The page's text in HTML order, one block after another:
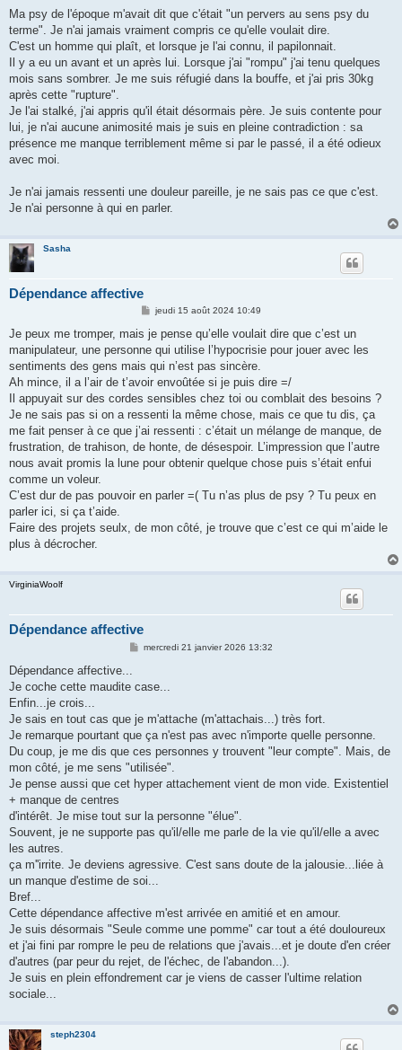
s
a
g
Ma psy de l'époque m'avait dit que c'était "un pervers au sens psy du
terme". Je n'ai jamais vraiment compris ce qu'elle voulait dire.
C'est un homme qui plaît, et lorsque je l'ai connu, il papilonnait.
Il y a eu un avant et un après lui. Lorsque j'ai "rompu" j'ai tenu quelques
mois sans sombrer. Je me suis réfugié dans la bouffe, et j'ai pris 30kg
après cette "rupture".
Je l'ai stalké, j'ai appris qu'il était désormais père. Je suis contente pour
lui, je n'ai aucune animosité mais je suis en pleine contradiction : sa
présence me manque terriblement même si par le passé, il a été odieux
avec moi.
Je n'ai jamais ressenti une douleur pareille, je ne sais pas ce que c'est.
Je n'ai personne à qui en parler.
Sasha
Dépendance affective
M
s
a
g
e
jeudi 15 août 2024 10:49
Je peux me tromper, mais je pense qu’elle voulait dire que c’est un
manipulateur, une personne qui utilise l’hypocrisie pour jouer avec les
sentiments des gens mais qui n’est pas sincère.
Ah mince, il a l’air de t’avoir envoûtée si je puis dire =/
Il appuyait sur des cordes sensibles chez toi ou comblait des besoins ?
Je ne sais pas si on a ressenti la même chose, mais ce que tu dis, ça
me fait penser à ce que j’ai ressenti : c’était un mélange de manque, de
frustration, de trahison, de honte, de désespoir. L’impression que l’autre
nous avait promis la lune pour obtenir quelque chose puis s’était enfui
comme un voleur.
C’est dur de pas pouvoir en parler =( Tu n’as plus de psy ? Tu peux en
parler ici, si ça t’aide.
Faire des projets seulx, de mon côté, je trouve que c’est ce qui m’aide le
plus à décrocher.
VirginiaWoolf
Dépendance affective
M
a
mercredi 21 janvier 2026 13:32
Dépendance affective...
Je coche cette maudite case...
Enfin...je crois...
Je sais en tout cas que je m'attache (m'attachais...) très fort.
Je remarque pourtant que ça n'est pas avec n'importe quelle personne.
Du coup, je me dis que ces personnes y trouvent "leur compte". Mais, de
mon côté, je me sens "utilisée".
Je pense aussi que cet hyper attachement vient de mon vide. Existentiel
+ manque de centres
d'intérêt. Je mise tout sur la personne "élue".
Souvent, je ne supporte pas qu'il/elle me parle de la vie qu'il/elle a avec
les autres.
ça m''irrite. Je deviens agressive. C'est sans doute de la jalousie...liée à
un manque d'estime de soi...
Bref...
Cette dépendance affective m'est arrivée en amitié et en amour.
Je suis désormais "Seule comme une pomme" car tout a été douloureux
et j'ai fini par rompre le peu de relations que j'avais...et je doute d'en créer
d'autres (par peur du rejet, de l'échec, de l'abandon...).
Je suis en plein effondrement car je viens de casser l'ultime relation
sociale...
steph2304